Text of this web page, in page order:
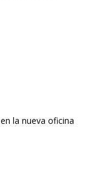
la nueva oficina